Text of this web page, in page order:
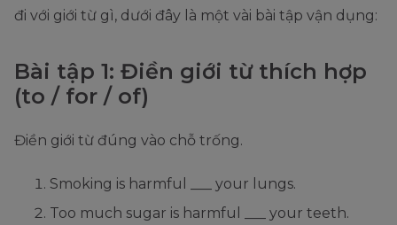
đi với giới từ gì, dưới đây là một vài bài tập vận dụng:
Bài tập 1: Điền giới từ thích hợp
(to / for / of)
Điền giới từ đúng vào chỗ trống.
Smoking is harmful ___ your lungs.
Too much sugar is harmful ___ your teeth.